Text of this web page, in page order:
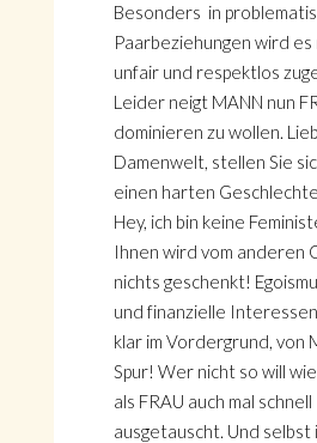
Besonders in
Paarbeziehungen wird
unfair und respektlos
Leider neigt MANN nun
dominieren zu wollen.
Damenwelt, stellen Sie
einen harten
Hey, ich bin keine
Ihnen wird vom anderen
nichts geschenkt!
und finanzielle
klar im Vordergrund, von
Spur! Wer nicht so will
als FRAU auch mal schnell
ausgetauscht. Und selbst